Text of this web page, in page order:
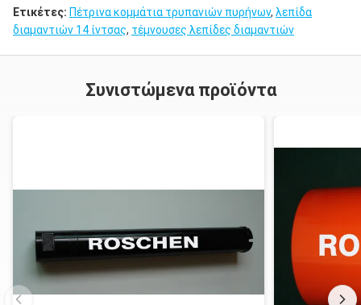
Ετικέτες: Πέτρινα κομμάτια τρυπανιών πυρήνων, λεπίδα
διαμαντιών 14 ίντσας, τέμνουσες λεπίδες διαμαντιών
Συνιστώμενα προϊόντα